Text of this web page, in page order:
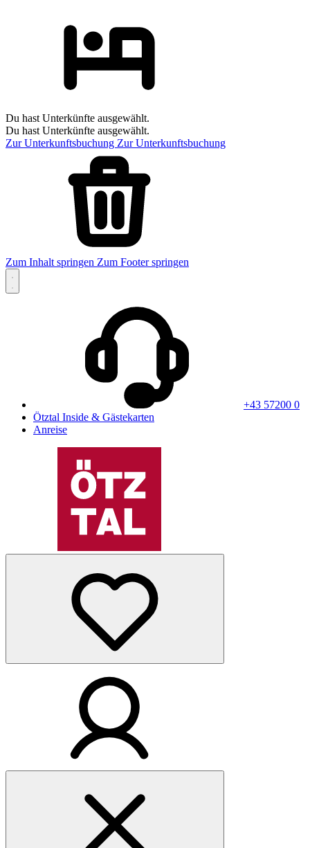
Du hast Unterkünfte ausgewählt.
Du hast Unterkünfte ausgewählt.
Zur Unterkunftsbuchung Zur Unterkunftsbuchung
Zum Inhalt springen Zum Footer springen
+43 57200 0
Ötztal Inside & Gästekarten
Anreise